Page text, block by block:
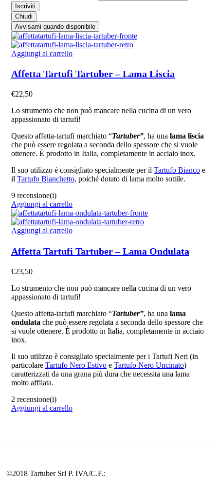
Iscriviti
Chiudi
Avvisami quando disponibile
Aggiungi al carrello
Affetta Tartufi Tartuber – Lama Liscia
€22,50
Lo strumento che non può mancare nella cucina di un vero
appassionato di tartufi!
Questo affetta-tartufi marchiato “Tartuber”, ha una lama liscia
che può essere regolata a seconda dello spessore che si vuole
ottenere. È prodotto in Italia, completamente in acciaio inox.
Il suo utilizzo è consigliato specialmente per il Tartufo Bianco e
il Tartufo Bianchetto, poiché dotato di lama molto sottile.
9 recensione(i)
Aggiungi al carrello
Aggiungi al carrello
Affetta Tartufi Tartuber – Lama Ondulata
€23,50
Lo strumento che non può mancare nella cucina di un vero
appassionato di tartufi!
Questo affetta-tartufi marchiato “Tartuber”, ha una lama
ondulata che può essere regolata a seconda dello spessore che
si vuole ottenere. È prodotto in Italia, completamente in acciaio
inox.
Il suo utilizzo è consigliato specialmente per i Tartufi Neri (in
particolare Tartufo Nero Estivo e Tartufo Nero Uncinato)
caratterizzati da una grana più dura che necessita una lama
molto affilata.
2 recensione(i)
Aggiungi al carrello
©2018 Tartuber Srl P. IVA/C.F.: